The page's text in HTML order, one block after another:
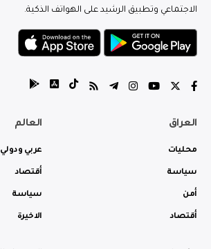
الاجتماعي وتطبيق الرشيد على الهواتف الذكية.
العراق
محليات
سياسة
أمن
أقتصاد
العالم
عربي ودولي
أقتصاد
سياسة
الاخيرة